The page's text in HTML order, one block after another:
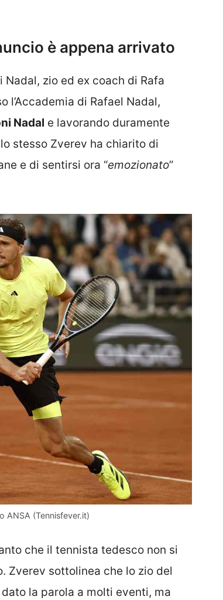
è appena arrivato
zio ed ex coach di Rafa
l’Accademia di Rafael Nadal,
Nadal e lavorando duramente
stesso Zverev ha chiarito di
e di sentirsi ora “emozionato”
ANSA (Tennisfever.it)
che il tennista tedesco non si
Zverev sottolinea che lo zio del
la parola a molti eventi, ma